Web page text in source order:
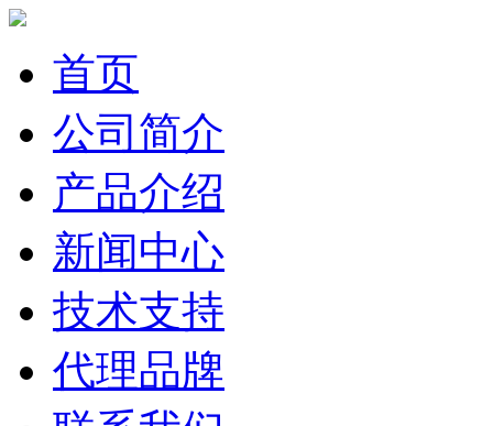
首页
公司简介
产品介绍
新闻中心
技术支持
代理品牌